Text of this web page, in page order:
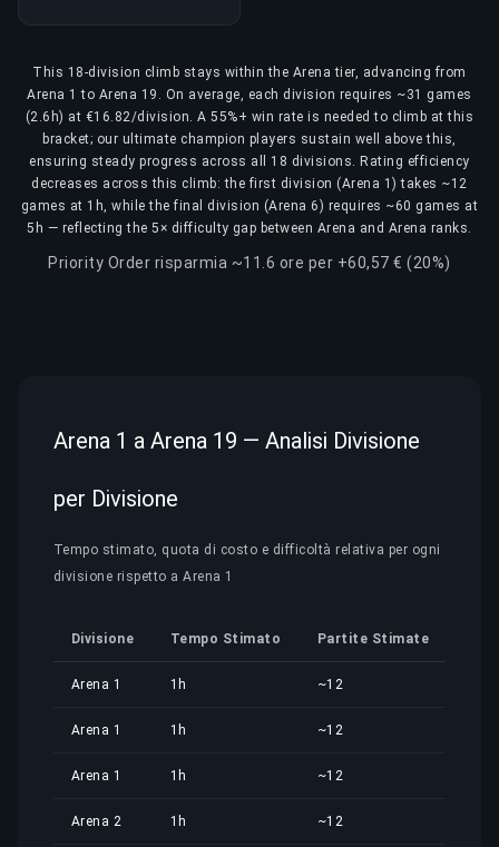
This 18-division climb stays within the Arena tier, advancing from
Arena 1 to Arena 19. On average, each division requires ~31 games
(2.6h) at €16.82/division. A 55%+ win rate is needed to climb at this
bracket; our ultimate champion players sustain well above this,
ensuring steady progress across all 18 divisions. Rating efficiency
decreases across this climb: the first division (Arena 1) takes ~12
games at 1h, while the final division (Arena 6) requires ~60 games at
5h — reflecting the 5× difficulty gap between Arena and Arena ranks.
Priority Order risparmia ~11.6 ore per +60,57 € (20%)
Arena 1 a Arena 19 — Analisi Divisione
per Divisione
Tempo stimato, quota di costo e difficoltà relativa per ogni
divisione rispetto a Arena 1
Divisione Tempo Stimato Partite Stimate
Arena 1 1h ~12
Arena 1 1h ~12
Arena 1 1h ~12
Arena 2 1h ~12